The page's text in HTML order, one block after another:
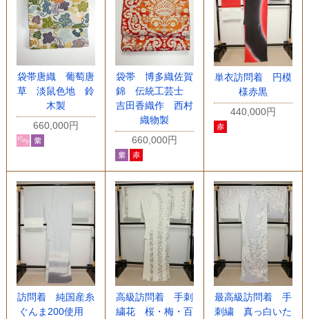
袋帯唐織 葡萄唐
草 淡鼠色地 鈴
木製
660,000円
袋帯 博多織佐賀
錦 伝統工芸士
吉田香織作 西村
織物製
660,000円
単衣訪問着 円模
様赤黒
440,000円
訪問着 純国産糸
ぐんま200使用
高級訪問着 手刺
繍花 桜・梅・百
最高級訪問着 手
刺繍 真っ白いた